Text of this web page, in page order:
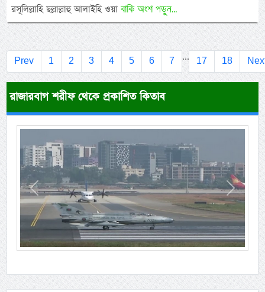
রসূলিল্লাহি ছল্লাল্লাহু আলাইহি ওয়াবাকি অংশ পড়ুন...
Prev 1 2 3 4 5 6 7 ... 17 18
রাজারবাগ শরীফ থেকে প্রকাশিত কিতাব
Previous Next